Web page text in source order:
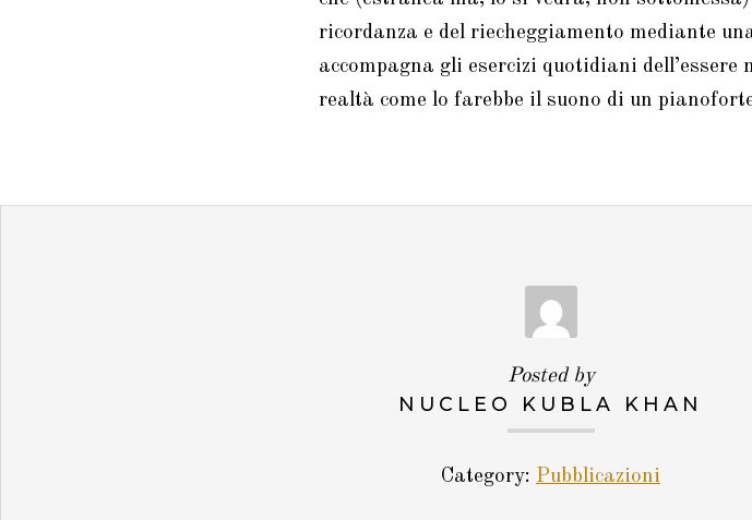
ricordanza e del riecheggiamento mediante
accompagna gli esercizi quotidiani
realtà come lo farebbe il suono di un
Posted by
NUCLEO KUBLA KHAN
Category: Pubblicazioni